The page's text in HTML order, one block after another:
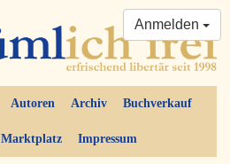
Autoren Archiv Buchverkauf
Marktplatz Impressum
Anmelden